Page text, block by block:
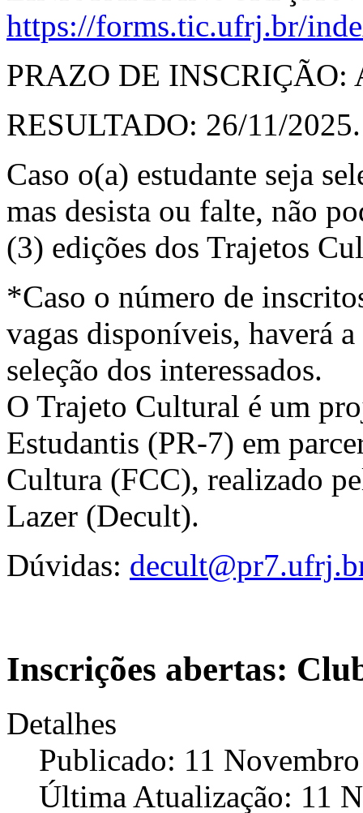
https://forms.tic.ufrj.br/
PRAZO DE INSCRIÇÃO:
RESULTADO: 26/11/2025.
Caso o(a) estudante seja
mas desista ou falte, não
(3) edições dos Trajetos
*Caso o número de
vagas disponíveis, haverá
seleção dos interessados.
O Trajeto Cultural é um
Estudantis (PR-7) em
Cultura (FCC), realizado
Lazer (Decult).
Dúvidas:
Inscrições abertas:
Detalhes
Publicado: 11
Última Atualização: 11